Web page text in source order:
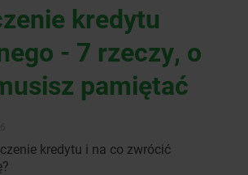
kredytu
- 7 rzeczy, o
pamiętać
kredytu i na co zwrócić